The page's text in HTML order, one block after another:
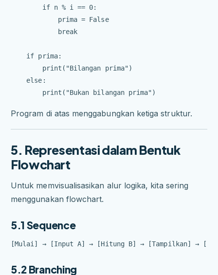
        if n % i == 0:
            prima = False
            break
    if prima:
        print("Bilangan prima")
    else:
Program di atas menggabungkan ketiga struktur.
5. Representasi dalam Bentuk
Flowchart
Untuk memvisualisasikan alur logika, kita sering
menggunakan flowchart.
5.1 Sequence
5.2 Branching